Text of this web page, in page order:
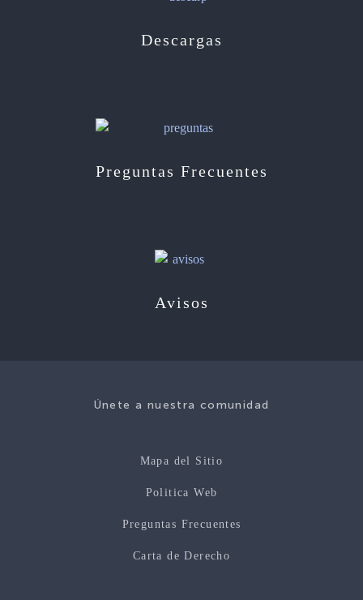
Descargas
Preguntas Frecuentes
Avisos
Únete a nuestra comunidad
Mapa del Sitio
Politica Web
Preguntas Frecuentes
Carta de Derecho